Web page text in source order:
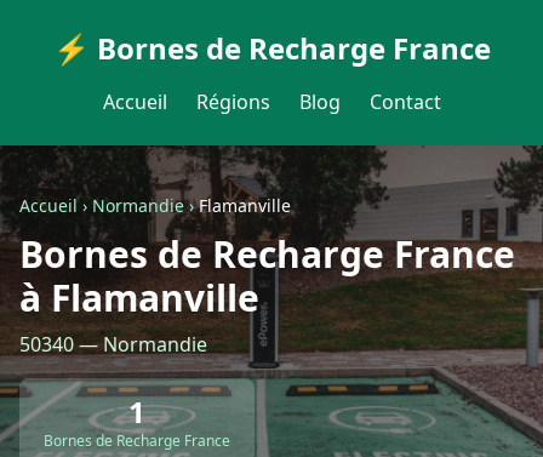
⚡ Bornes de Recharge France
Accueil Régions Blog Contact
Accueil›Normandie›Flamanville
Bornes de Recharge France
à Flamanville
50340 — Normandie
1
Bornes de Recharge France